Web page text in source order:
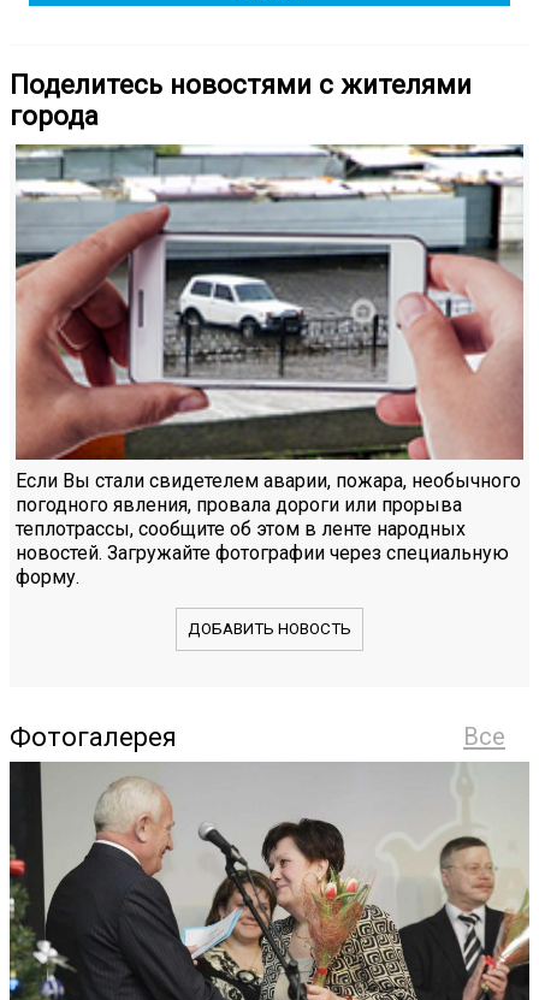
Поделитесь новостями с жителями
города
Если Вы стали свидетелем аварии, пожара, необычного
погодного явления, провала дороги или прорыва
теплотрассы, сообщите об этом в ленте народных
новостей. Загружайте фотографии через специальную
форму.
ДОБАВИТЬ НОВОСТЬ
Все
Фотогалерея